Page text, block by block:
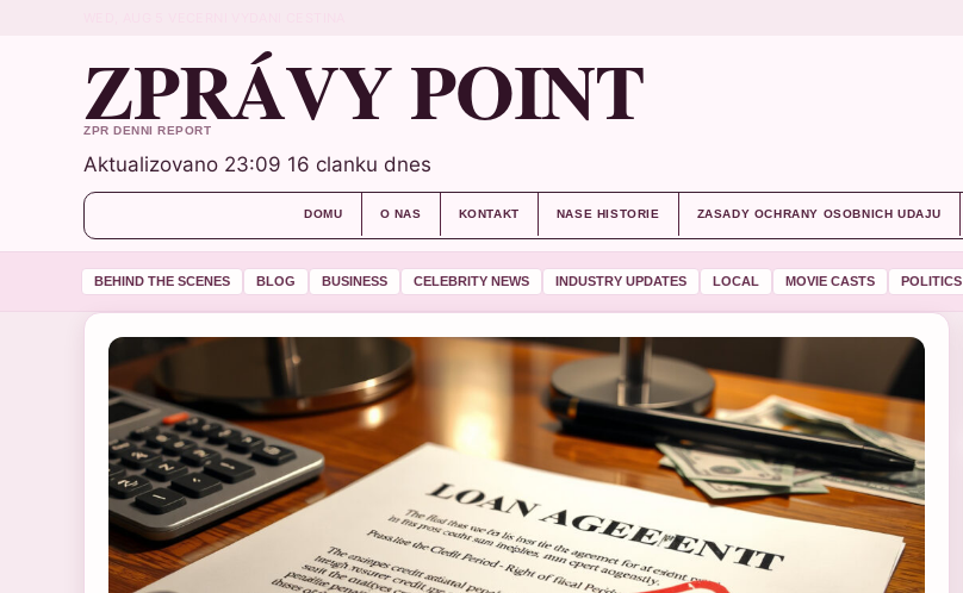
ZPRÁVY POINT
ZPR DENNI REPORT
Aktualizovano 23:09 16 clanku dnes
DOMU O NAS KONTAKT NASE HISTORIE ZASADY OCHRANY OSOBNICH UDAJU
BEHIND THE SCENES BLOG BUSINESS CELEBRITY NEWS INDUSTRY UPDATES LOCAL MOVIE CASTS POLITICS